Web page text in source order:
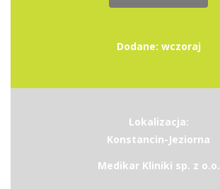
Dodane: wczoraj
Lokalizacja:
Konstancin-Jeziorna
Medikar Kliniki sp. z o.o.